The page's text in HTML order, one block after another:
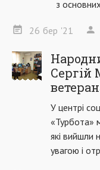
з
26 бер '21
Сергій
У центрі
«Турбота»
які вийшли
увагою і